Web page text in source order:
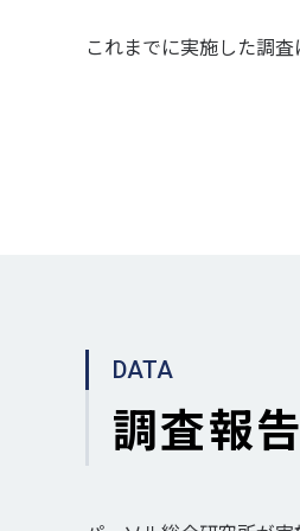
これまでに実施した調
DATA
調査報